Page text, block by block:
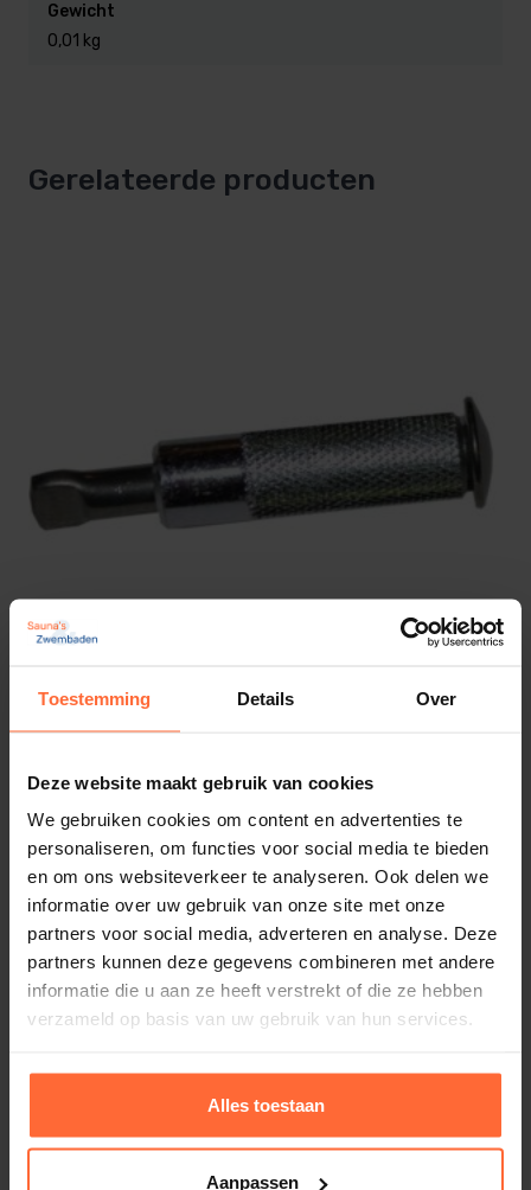
Toestemming Details Over
Deze website maakt gebruik van cookies
We gebruiken cookies om content en advertenties te
personaliseren, om functies voor social media te bieden
en om ons websiteverkeer te analyseren. Ook delen we
informatie over uw gebruik van onze site met onze
partners voor social media, adverteren en analyse. Deze
partners kunnen deze gegevens combineren met andere
informatie die u aan ze heeft verstrekt of die ze hebben
verzameld op basis van uw gebruik van hun services.
Alles toestaan
Aanpassen
Gewicht
0,01 kg
Gerelateerde producten
Pop-up anker 12 mm